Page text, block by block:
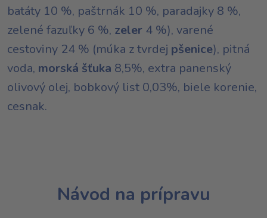
batáty 10 %, paštrnák 10 %, paradajky 8 %,
zelené fazuľky 6 %, zeler 4 %), varené
cestoviny 24 % (múka z tvrdej pšenice), pitná
voda, morská šťuka 8,5%, extra panenský
olivový olej, bobkový list 0,03%, biele korenie,
cesnak.
Návod na prípravu